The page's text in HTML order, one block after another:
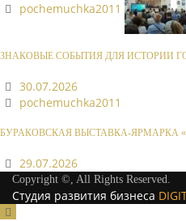
pochemuchka2011
ЗНАКОВЫЕ СОБЫТИЯ ДЛЯ ИСТОРИИ
30.07.2026
pochemuchka2011
БУРАКОВСКАЯ ВЫСТАВКА-ЯРМАРКА
29.07.2026
Copyright ©, All Rights Reserved.
Студия развития бизнеса